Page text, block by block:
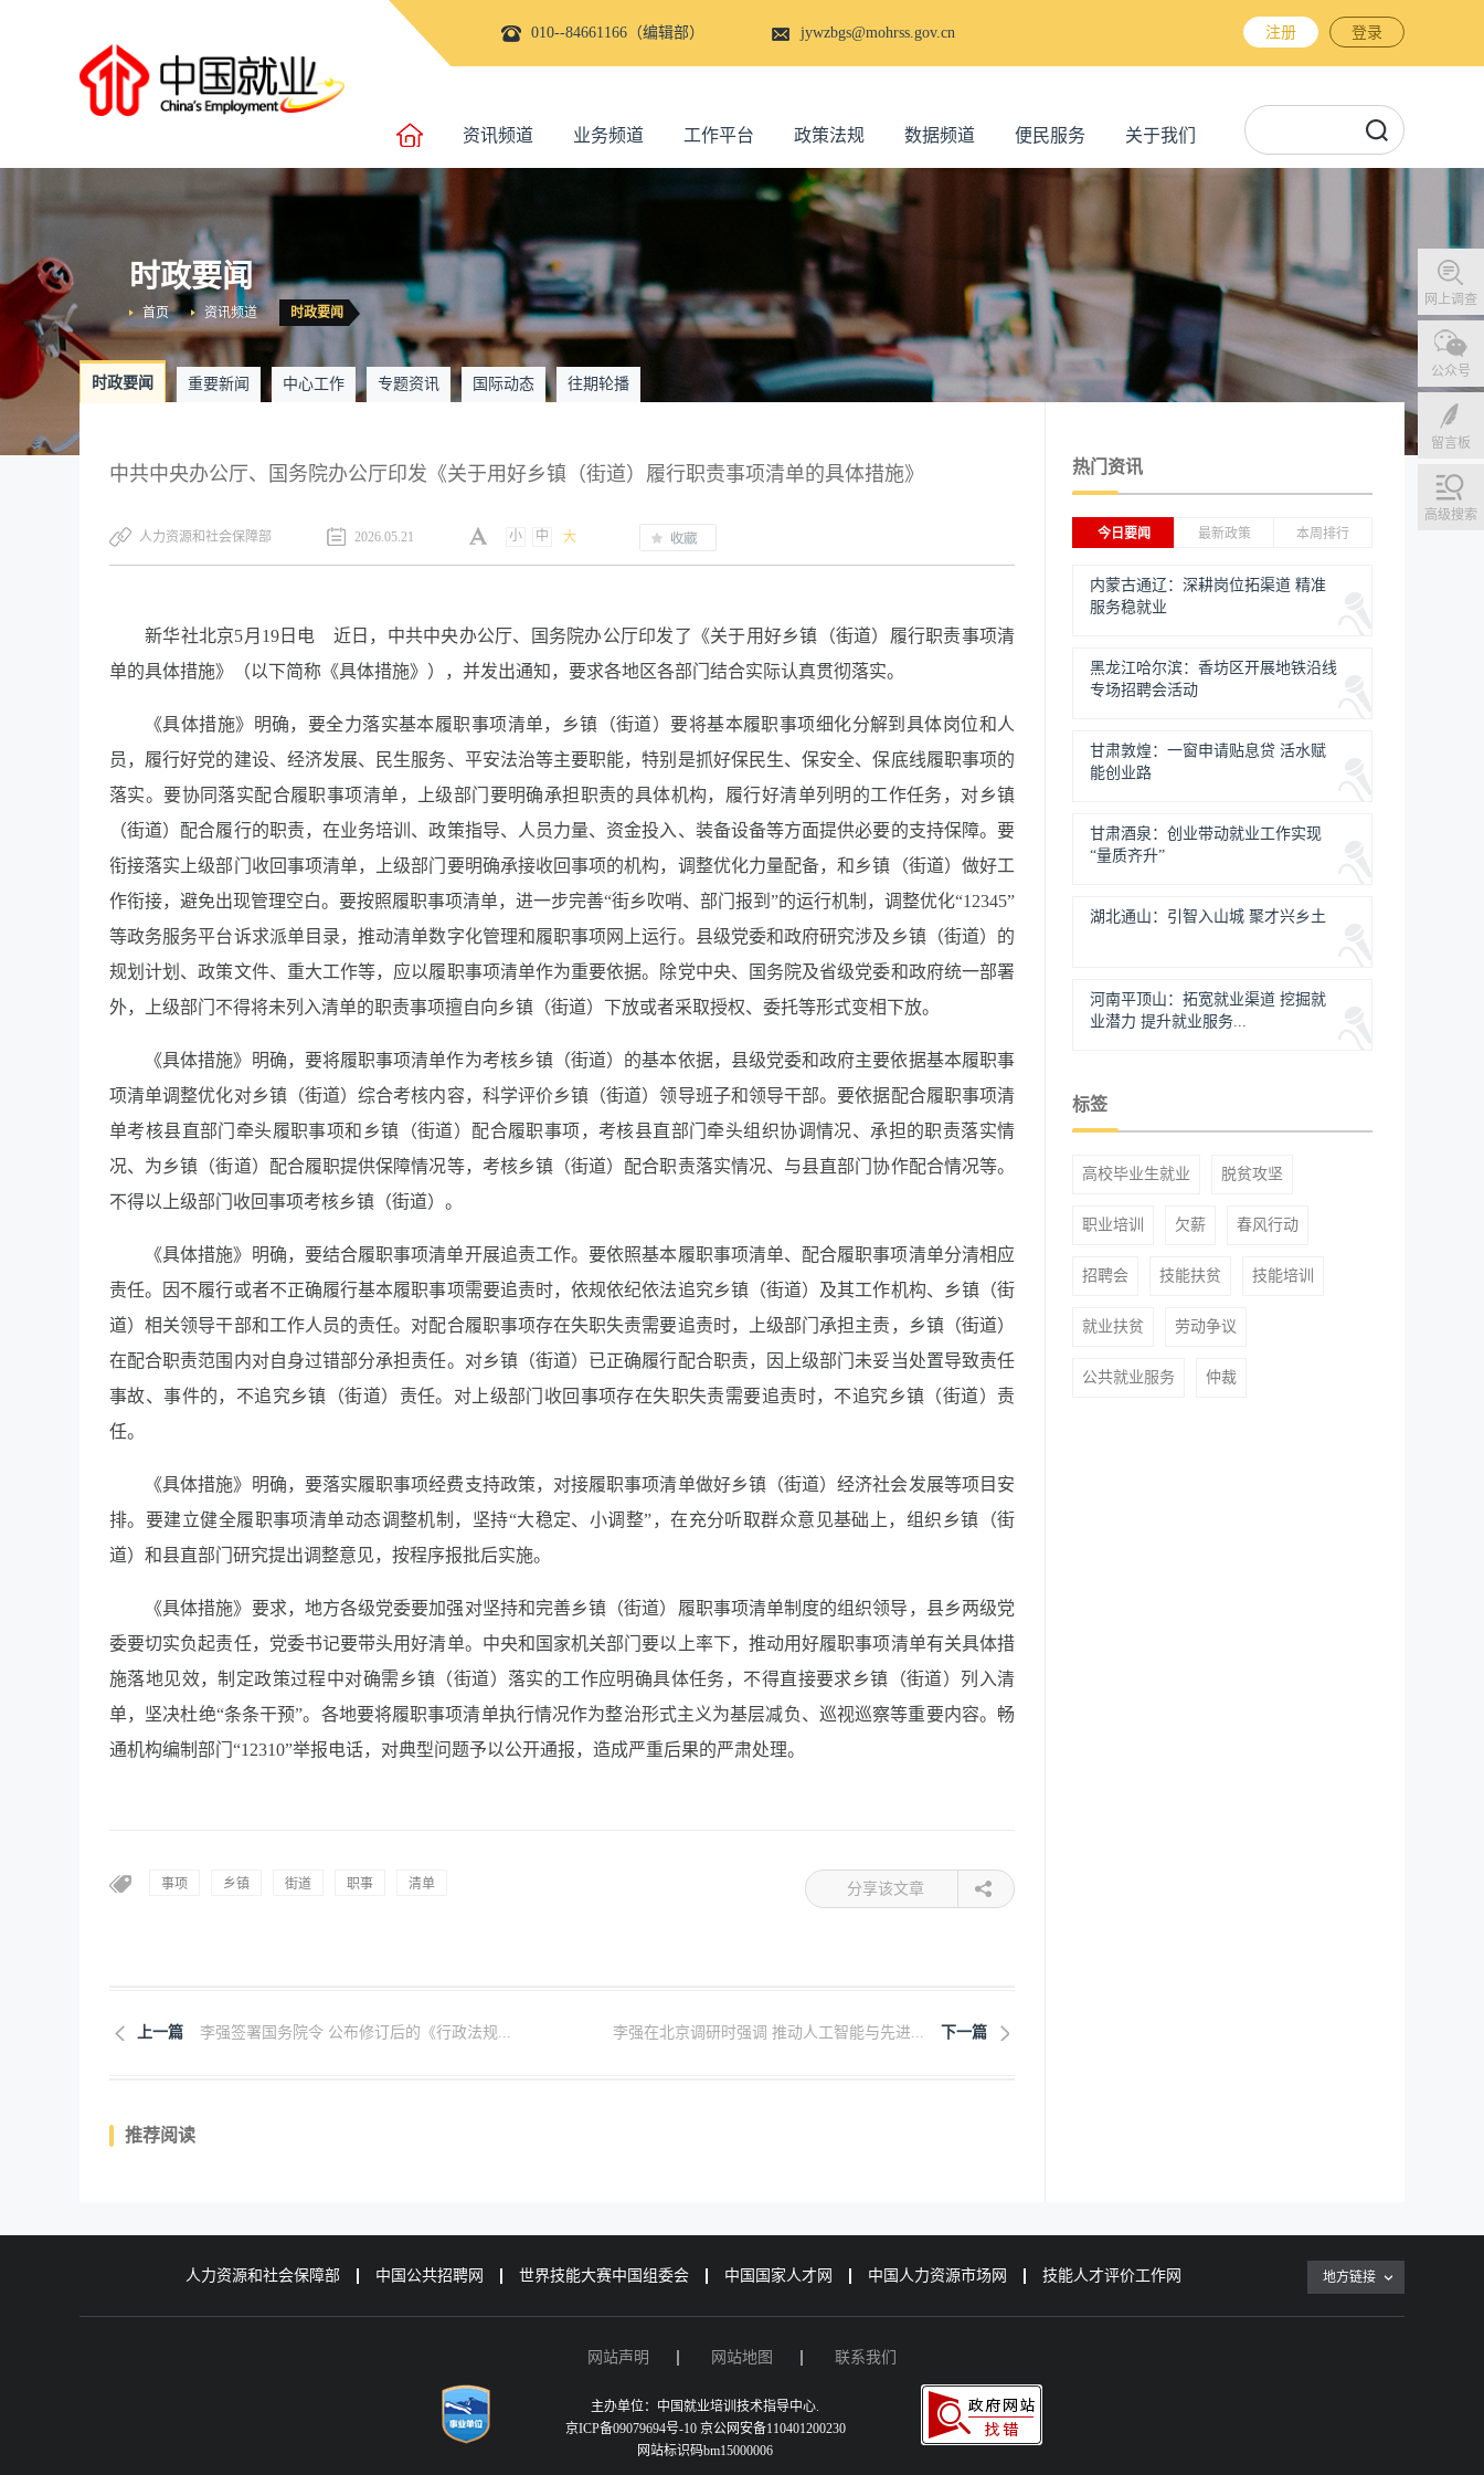
010--84661166（编辑部） jywzbgs@mohrss.gov.cn 注册 登录
资讯频道 业务频道 工作平台 政策法规 数据频道 便民服务 关于我们
网上调查
公众号
留言板
高级搜索
时政要闻
时政要闻
资讯频道
首页
时政要闻 重要新闻 中心工作 专题资讯 国际动态 往期轮播
中共中央办公厅、国务院办公厅印发《关于用好乡镇（街道）履行职责事项清单的具体措施》
人力资源和社会保障部 2026.05.21 小 中 大
新华社北京5月19日电 近日，中共中央办公厅、国务院办公厅印发了《关于用好乡镇（街道）履行职责事项清
单的具体措施》（以下简称《具体措施》），并发出通知，要求各地区各部门结合实际认真贯彻落实。
《具体措施》明确，要全力落实基本履职事项清单，乡镇（街道）要将基本履职事项细化分解到具体岗位和人
员，履行好党的建设、经济发展、民生服务、平安法治等主要职能，特别是抓好保民生、保安全、保底线履职事项的
落实。要协同落实配合履职事项清单，上级部门要明确承担职责的具体机构，履行好清单列明的工作任务，对乡镇
（街道）配合履行的职责，在业务培训、政策指导、人员力量、资金投入、装备设备等方面提供必要的支持保障。要
衔接落实上级部门收回事项清单，上级部门要明确承接收回事项的机构，调整优化力量配备，和乡镇（街道）做好工
作衔接，避免出现管理空白。要按照履职事项清单，进一步完善“街乡吹哨、部门报到”的运行机制，调整优化“12345”
等政务服务平台诉求派单目录，推动清单数字化管理和履职事项网上运行。县级党委和政府研究涉及乡镇（街道）的
规划计划、政策文件、重大工作等，应以履职事项清单作为重要依据。除党中央、国务院及省级党委和政府统一部署
外，上级部门不得将未列入清单的职责事项擅自向乡镇（街道）下放或者采取授权、委托等形式变相下放。
《具体措施》明确，要将履职事项清单作为考核乡镇（街道）的基本依据，县级党委和政府主要依据基本履职事
项清单调整优化对乡镇（街道）综合考核内容，科学评价乡镇（街道）领导班子和领导干部。要依据配合履职事项清
单考核县直部门牵头履职事项和乡镇（街道）配合履职事项，考核县直部门牵头组织协调情况、承担的职责落实情
况、为乡镇（街道）配合履职提供保障情况等，考核乡镇（街道）配合职责落实情况、与县直部门协作配合情况等。
不得以上级部门收回事项考核乡镇（街道）。
《具体措施》明确，要结合履职事项清单开展追责工作。要依照基本履职事项清单、配合履职事项清单分清相应
责任。因不履行或者不正确履行基本履职事项需要追责时，依规依纪依法追究乡镇（街道）及其工作机构、乡镇（街
道）相关领导干部和工作人员的责任。对配合履职事项存在失职失责需要追责时，上级部门承担主责，乡镇（街道）
在配合职责范围内对自身过错部分承担责任。对乡镇（街道）已正确履行配合职责，因上级部门未妥当处置导致责任
事故、事件的，不追究乡镇（街道）责任。对上级部门收回事项存在失职失责需要追责时，不追究乡镇（街道）责
任。
《具体措施》明确，要落实履职事项经费支持政策，对接履职事项清单做好乡镇（街道）经济社会发展等项目安
排。要建立健全履职事项清单动态调整机制，坚持“大稳定、小调整”，在充分听取群众意见基础上，组织乡镇（街
道）和县直部门研究提出调整意见，按程序报批后实施。
《具体措施》要求，地方各级党委要加强对坚持和完善乡镇（街道）履职事项清单制度的组织领导，县乡两级党
委要切实负起责任，党委书记要带头用好清单。中央和国家机关部门要以上率下，推动用好履职事项清单有关具体措
施落地见效，制定政策过程中对确需乡镇（街道）落实的工作应明确具体任务，不得直接要求乡镇（街道）列入清
单，坚决杜绝“条条干预”。各地要将履职事项清单执行情况作为整治形式主义为基层减负、巡视巡察等重要内容。畅
通机构编制部门“12310”举报电话，对典型问题予以公开通报，造成严重后果的严肃处理。
事项 乡镇 街道 职事 清单 分享该文章
上一篇 李强签署国务院令 公布修订后的《行政法规... 下一篇
李强在北京调研时强调 推动人工智能与先进...
推荐阅读
热门资讯
今日要闻 最新政策 本周排行
内蒙古通辽：深耕岗位拓渠道 精准
服务稳就业
黑龙江哈尔滨：香坊区开展地铁沿线
专场招聘会活动
甘肃敦煌：一窗申请贴息贷 活水赋
能创业路
甘肃酒泉：创业带动就业工作实现
“量质齐升”
湖北通山：引智入山城 聚才兴乡土
河南平顶山：拓宽就业渠道 挖掘就
业潜力 提升就业服务...
标签
高校毕业生就业 脱贫攻坚
职业培训 欠薪 春风行动
招聘会 技能扶贫 技能培训
就业扶贫 劳动争议
公共就业服务 仲裁
人力资源和社会保障部 中国公共招聘网 世界技能大赛中国组委会 中国国家人才网 中国人力资源市场网 技能人才评价工作网 地方链接
网站声明 网站地图 联系我们
主办单位：中国就业培训技术指导中心.
京ICP备09079694号-10 京公网安备110401200230
网站标识码bm15000006